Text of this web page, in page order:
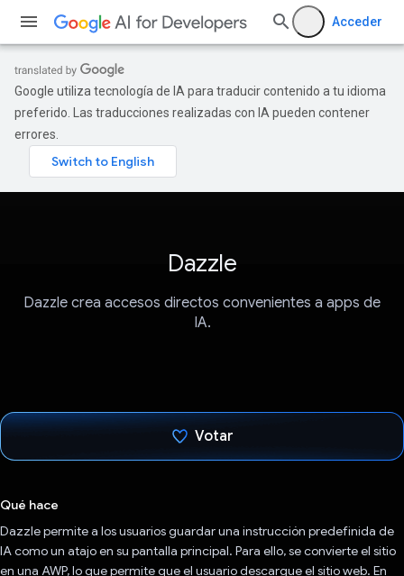
Acceder
Google utiliza tecnología de IA para traducir contenido a tu idioma
preferido. Las traducciones realizadas con IA pueden contener
errores.
Dazzle
Dazzle crea accesos directos convenientes a apps de
IA.
Votar
Qué hace
Dazzle permite a los usuarios guardar una instrucción predefinida de
IA como un atajo en su pantalla principal. Para ello, se convierte el sitio
en una AWP, lo que permite que el usuario descargue el sitio web. En